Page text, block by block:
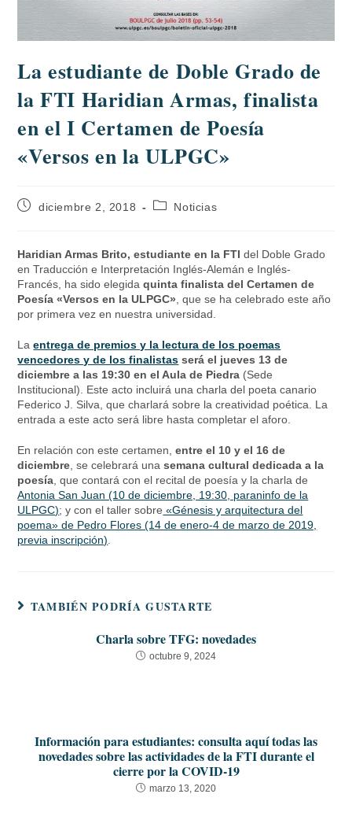
La estudiante de Doble Grado de
la FTI Haridian Armas, finalista
en el I Certamen de Poesía
«Versos en la ULPGC»
diciembre 2, 2018 Noticias
Haridian Armas Brito, estudiante en la FTI del Doble Grado
en Traducción e Interpretación Inglés-Alemán e Inglés-
Francés, ha sido elegidaquinta finalista del Certamen de
Poesía «Versos en la ULPGC», que se ha celebrado este año
por primera vez en nuestra universidad.
La entrega de premios y la lectura de los poemas
vencedores y de los finalistas será el jueves 13 de
diciembre a las 19:30 en el Aula de Piedra (Sede
Institucional). Este acto incluirá una charla del poeta canario
Federico J. Silva, que charlará sobre la creatividad poética. La
entrada a este acto será libre hasta completar el aforo.
En relación con este certamen,entre el 10 y el 16 de
diciembre, se celebrará unasemana cultural dedicada a la
poesía, que contará con el recital de poesía y la charla de
Antonia San Juan (10 de diciembre, 19:30, paraninfo de la
ULPGC); y con el taller sobre «Génesis y arquitectura del
poema» de Pedro Flores (14 de enero-4 de marzo de 2019,
previa inscripción).
TAMBIÉN PODRÍA GUSTARTE
Charla sobre TFG: novedades
octubre 9, 2024
Información para estudiantes: consulta aquí todas las
novedades sobre las actividades de la FTI durante el
cierre por la COVID-19
marzo 13, 2020